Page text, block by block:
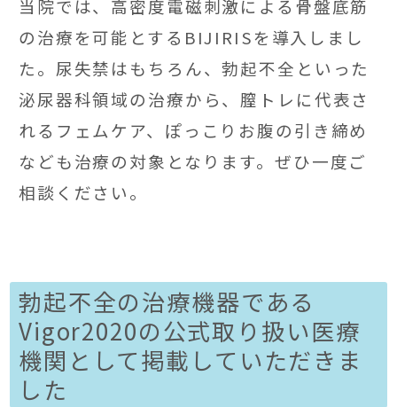
当院では、高密度電磁刺激による骨盤底筋
の治療を可能とするBIJIRISを導入しまし
た。尿失禁はもちろん、勃起不全といった
泌尿器科領域の治療から、膣トレに代表さ
れるフェムケア、ぽっこりお腹の引き締め
なども治療の対象となります。ぜひ一度ご
相談ください。
勃起不全の治療機器である
Vigor2020の公式取り扱い医療
機関として掲載していただきま
した